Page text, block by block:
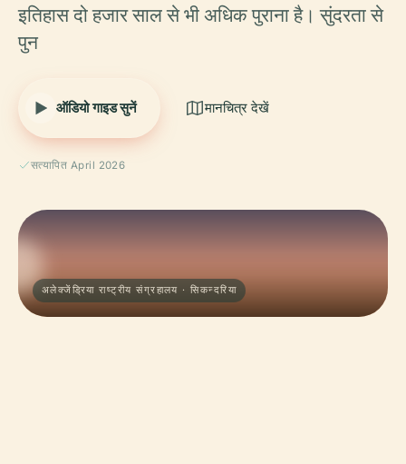
इतिहास दो हजार साल से भी अधिक पुराना है। सुंदरता से
पुन
ऑडियो गाइड सुनें मानचित्र देखें
सत्यापित April 2026
अलेक्जेंड्रिया राष्ट्रीय संग्रहालय · सिकन्दरिया